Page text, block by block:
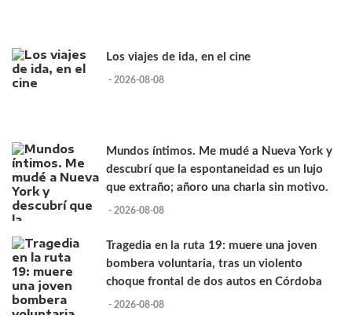
Los viajes de ida, en el cine
- 2026-08-08
Mundos íntimos. Me mudé a Nueva York y
descubrí que la espontaneidad es un lujo
que extraño; añoro una charla sin motivo.
- 2026-08-08
Tragedia en la ruta 19: muere una joven
bombera voluntaria, tras un violento
choque frontal de dos autos en Córdoba
- 2026-08-08